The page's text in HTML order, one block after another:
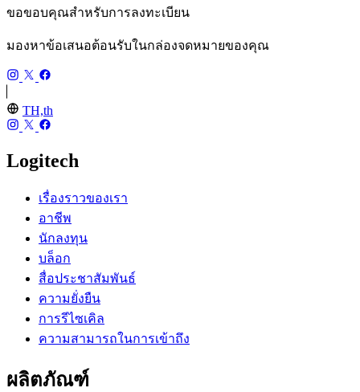
ขอขอบคุณสำหรับการลงทะเบียน
มองหาข้อเสนอต้อนรับในกล่องจดหมายของคุณ
TH,th
Logitech
เรื่องราวของเรา
อาชีพ
นักลงทุน
บล็อก
สื่อประชาสัมพันธ์
ความยั่งยืน
การรีไซเคิล
ความสามารถในการเข้าถึง
ผลิตภัณฑ์